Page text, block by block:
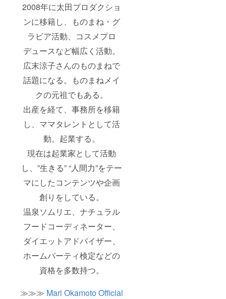
2008年に太田プロダクショ
ンに移籍し、ものまね・グ
ラビア活動、コスメプロ
デュースなど幅広く活動。
広末涼子さんのものまねで
話題になる。ものまねメイ
クの元祖でもある。
出産を経て、事務所を移籍
し、ママタレントとして活
動。起業する。
現在は起業家として活動
し、”生きる” “人間力”をテー
マにしたコンテンツや企画
創りをしている。
温泉ソムリエ、ナチュラル
フードコーディネーター、
ダイエットアドバイザー、
ホームパーティ検定などの
資格を多数持つ。
≫≫≫ Mari Okamoto Official